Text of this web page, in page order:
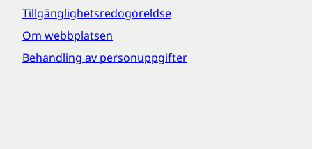
Tillgänglighetsredogöreldse
Om webbplatsen
Behandling av personuppgifter